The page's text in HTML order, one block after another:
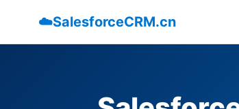
☁️SalesforceCRM.cn